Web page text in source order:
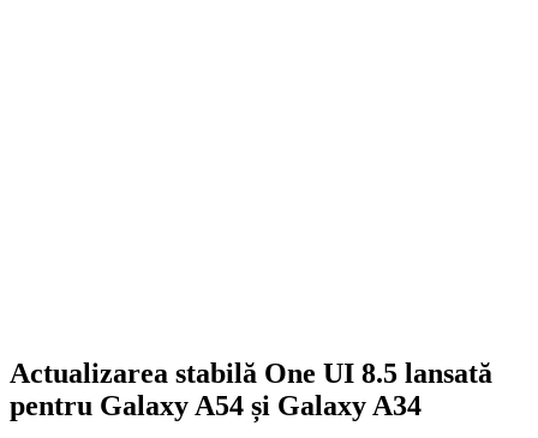
Actualizarea stabilă One UI 8.5 lansată
pentru Galaxy A54 și Galaxy A34